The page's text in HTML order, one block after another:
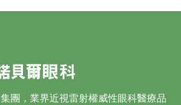
團，業界近視雷射權威性眼科醫療品